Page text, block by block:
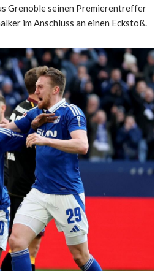
Grenoble seinen Premierentreffer
im Anschluss an einen Eckstoß.